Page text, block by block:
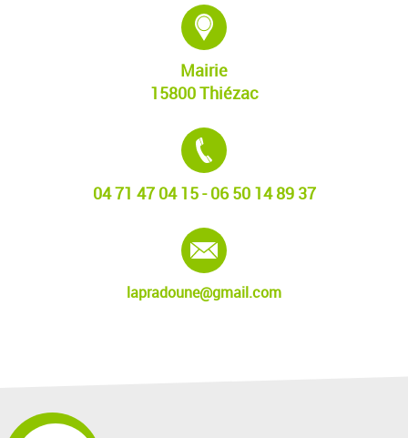
Mairie
15800 Thiézac
04 71 47 04 15 - 06 50 14 89 37
lapradoune@gmail.com